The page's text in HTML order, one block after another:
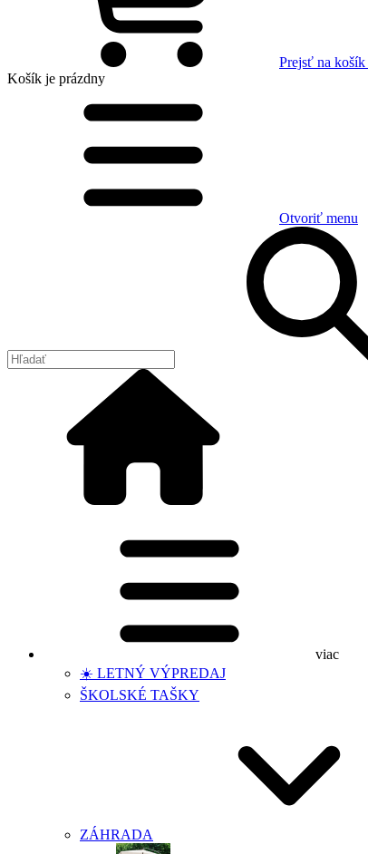
Prejsť na košík
Košík je prázdny
Otvoriť menu
viac
☀️ LETNÝ VÝPREDAJ
ŠKOLSKÉ TAŠKY
ZÁHRADA